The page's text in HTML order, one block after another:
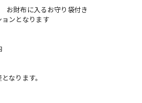
お財布に入るお守り袋付き
ンとなります
なります。